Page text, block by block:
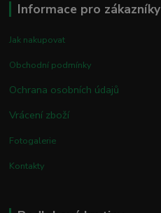
Informace pro zákazníky
Jak nakupovat
Obchodní podmínky
Ochrana osobních údajů
Vrácení zboží
Fotogalerie
Kontakty